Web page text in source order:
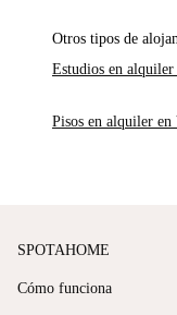
Otros tipos de
Estudios en alquiler
Pisos en alquiler en
SPOTAHOME
Cómo funciona